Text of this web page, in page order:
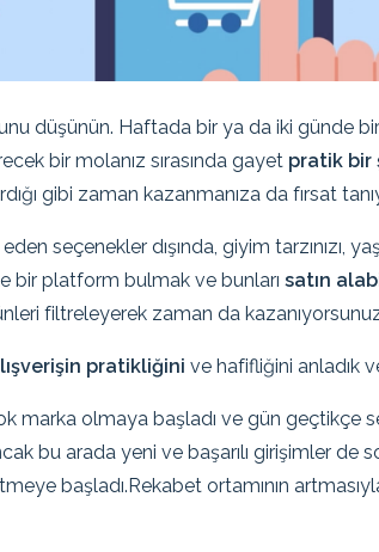
düşünün. Haftada bir ya da iki günde
bir molanız sırasında gayet pratik bir
gibi zaman kazanmanıza da fırsat
seçenekler dışında, giyim tarzınızı,
bir platform bulmak ve bunlarısatın
filtreleyerek zaman da
pratikliğini ve hafifliğini anladık
marka olmaya başladı ve gün geçtikçe
bu arada yeni ve başarılı girişimler de
başladı.Rekabet ortamının